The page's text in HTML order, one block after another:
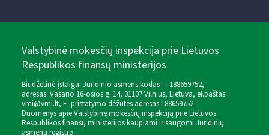
Valstybinė mokesčių inspekcija prie Lietuvos
Respublikos finansų ministerijos
Biudžetinė įstaiga. Juridinio asmens kodas — 188659752,
adresas: Vasario 16-osios g. 14, 01107 Vilnius, Lietuva, el.paštas:
vmi@vmi.lt, E. pristatymo dėžutės adresas 188659752
Duomenys apie Valstybinę mokesčių inspekciją prie Lietuvos
Respublikos finansų ministerijos kaupiami ir saugomi Juridinių
asmenų registre